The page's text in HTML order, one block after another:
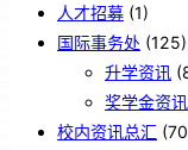
人才招募 (1)
国际事务处 (125)
升学资讯
奖学金资讯
校内资讯总汇